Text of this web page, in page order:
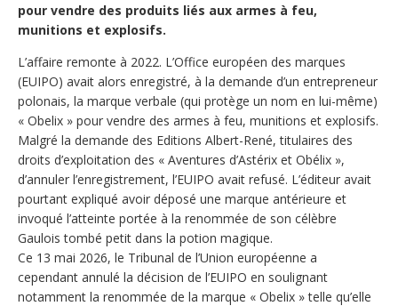
pour vendre des produits liés aux armes à feu,
munitions et explosifs.
L’affaire remonte à 2022. L’Office européen des marques
(EUIPO) avait alors enregistré, à la demande d’un entrepreneur
polonais, la marque verbale (qui protège un nom en lui-même)
« Obelix » pour vendre des armes à feu, munitions et explosifs.
Malgré la demande des Editions Albert-René, titulaires des
droits d’exploitation des « Aventures d’Astérix et Obélix »,
d’annuler l’enregistrement, l’EUIPO avait refusé. L’éditeur avait
pourtant expliqué avoir déposé une marque antérieure et
invoqué l’atteinte portée à la renommée de son célèbre
Gaulois tombé petit dans la potion magique.
Ce 13 mai 2026, le Tribunal de l’Union européenne a
cependant annulé la décision de l’EUIPO en soulignant
notamment la renommée de la marque « Obelix » telle qu’elle